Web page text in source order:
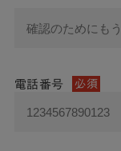
電話番号 必須